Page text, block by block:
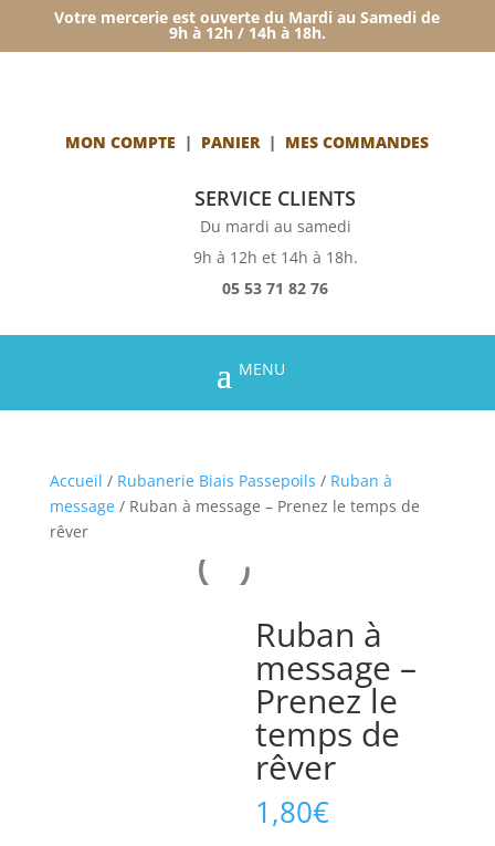
Votre mercerie est ouverte du Mardi au Samedi de
9h à 12h / 14h à 18h.
MON COMPTE | PANIER| MES COMMANDES
SERVICE CLIENTS
Du mardi au samedi
9h à 12h et 14h à 18h.
05 53 71 82 76
Accueil / Rubanerie Biais Passepoils / Ruban à
message/ Ruban à message – Prenez le temps de
rêver
Ruban à
message –
Prenez le
temps de
rêver
1,80€